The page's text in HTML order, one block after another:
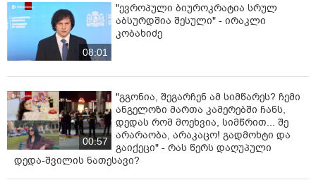
08:01
"ევროპული ბიუროკრატია სრულ
აბსურდშია შესული" - ირაკლი
კობახიძე
00:57
"გგონია, შეგარჩენ ამ სიმწარეს? ჩემი
ანგელოზი მართა კამერებში ჩანს,
დედას რომ მოეხვია, სიმწრით... შე
არარაობა, არაკაცო! გადმოხტი და
გაიქეცი" - რას წერს დაღუპული
დედა-შვილის ნათესავი?